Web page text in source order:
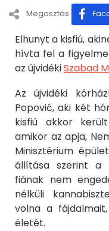
Megosztás
Elhunyt a kisfiú,
hívta fel a
az újvidékiSzabad
Az újvidéki
Popović, aki két
kisfiú akkor
amikor az apja,
Minisztérium
állítása szerint a
fiának nem
nélküli
volna a
életét.